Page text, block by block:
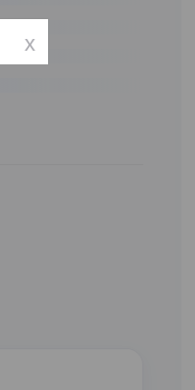
x